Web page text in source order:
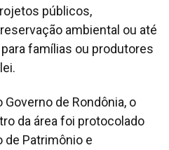
públicos,
ambiental ou até
famílias ou produtores
de Rondônia, o
da área foi protocolado
de Patrimônio e